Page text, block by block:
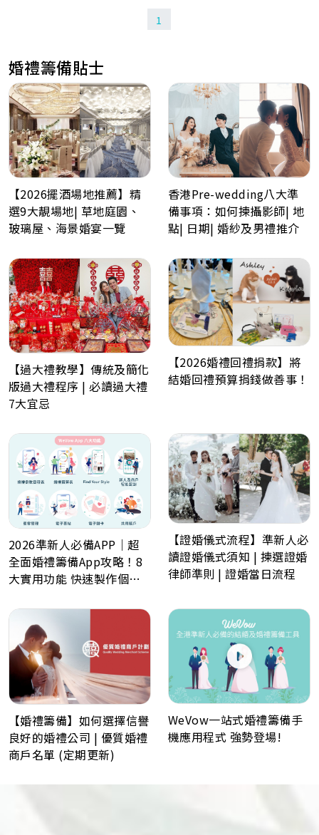
1
婚禮籌備貼士
【2026擺酒場地推薦】精
選9大靚場地| 草地庭園、
玻璃屋、海景婚宴一覽
香港Pre-wedding八大準
備事項：如何揀攝影師| 地
點| 日期| 婚紗及男禮推介
【過大禮教學】傳統及簡化
版過大禮程序 | 必讀過大禮
7大宜忌
【2026婚禮回禮捐款】將
結婚回禮預算捐錢做善事！
2026準新人必備APP｜超
全面婚禮籌備App攻略！8
大實用功能 快速製作個人
數日程表、預算表、婚禮商
戶一鍵查詢
【證婚儀式流程】準新人必
讀證婚儀式須知 | 揀選證婚
律師準則 | 證婚當日流程
【婚禮籌備】如何選擇信譽
良好的婚禮公司 | 優質婚禮
商戶名單 (定期更新)
WeVow一站式婚禮籌備手
機應用程式 強勢登場!